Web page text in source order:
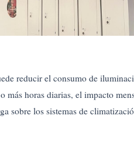
reducir el consumo de
más horas diarias, el impacto
sobre los sistemas de